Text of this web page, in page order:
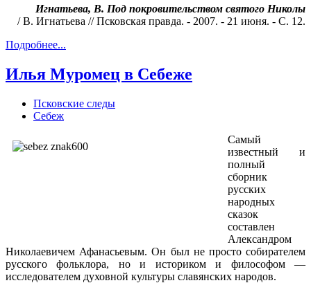
Игнатьева, В. Под покровительством святого Николы
/ В. Игнатьева // Псковская правда. - 2007. - 21 июня. - С. 12.
Подробнее...
Илья Муромец в Себеже
Псковские следы
Себеж
Самый
известный и
полный
сборник
русских
народных
сказок
составлен
Александром
Николаевичем Афанасьевым. Он был не просто собирателем
русского фольклора, но и историком и философом —
исследователем духовной культуры славянских народов.